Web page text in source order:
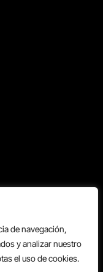
de navegación,
y analizar nuestro
el uso de cookies.
reservados.